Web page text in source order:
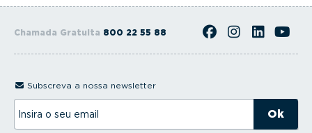
Chamada Gratuita 800 22 55 88
Subscreva a nossa newsletter
s